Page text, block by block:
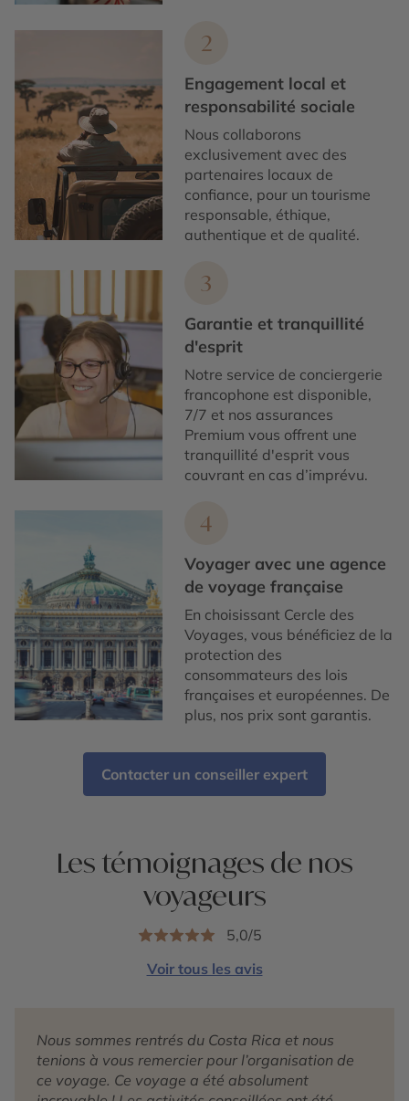
2
Engagement local et
responsabilité sociale
Nous collaborons
exclusivement avec des
partenaires locaux de
confiance, pour un tourisme
responsable, éthique,
authentique et de qualité.
3
Garantie et tranquillité
d'esprit
Notre service de conciergerie
francophone est disponible,
7/7 et nos assurances
Premium vous offrent une
tranquillité d'esprit vous
couvrant en cas d’imprévu.
4
Voyager avec une agence
de voyage française
En choisissant Cercle des
Voyages, vous bénéficiez de la
protection des
consommateurs des lois
françaises et européennes. De
plus, nos prix sont garantis.
Contacter un conseiller expert
Les témoignages de nos
voyageurs
5,0/5
Voir tous les avis
Nous sommes rentrés du Costa Rica et nous
tenions à vous remercier pour l’organisation de
ce voyage. Ce voyage a été absolument